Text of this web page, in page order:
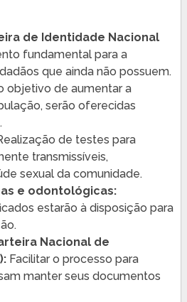
de Identidade Nacional
fundamental para a
que ainda não possuem.
objetivo de aumentar a
serão oferecidas
de testes para
transmissíveis,
sexual da comunidade.
e odontológicas:
estarão à disposição para
Nacional de
Facilitar o processo para
manter seus documentos